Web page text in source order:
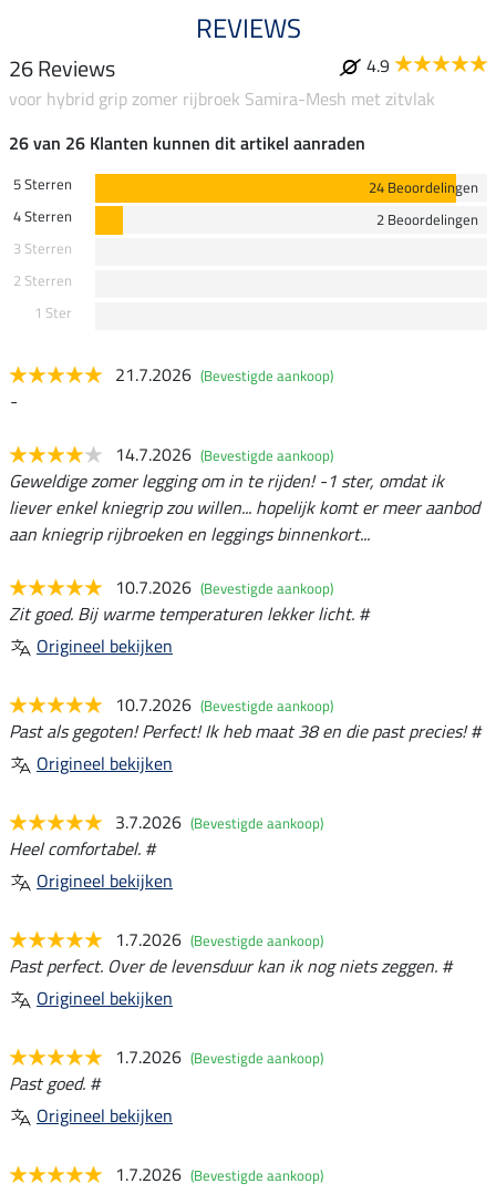
REVIEWS
26 Reviews
4.9
voor hybrid grip zomer rijbroek Samira-Mesh met zitvlak
26 van 26 Klanten kunnen dit artikel aanraden
5 Sterren
24 Beoordelingen
4 Sterren
2 Beoordelingen
3 Sterren
2 Sterren
1 Ster
21.7.2026 (Bevestigde aankoop)
-
14.7.2026 (Bevestigde aankoop)
Geweldige zomer legging om in te rijden! -1 ster, omdat ik
liever enkel kniegrip zou willen... hopelijk komt er meer aanbod
aan kniegrip rijbroeken en leggings binnenkort...
10.7.2026 (Bevestigde aankoop)
Zit goed. Bij warme temperaturen lekker licht. #
Origineel bekijken
10.7.2026 (Bevestigde aankoop)
Past als gegoten! Perfect! Ik heb maat 38 en die past precies! #
Origineel bekijken
3.7.2026 (Bevestigde aankoop)
Heel comfortabel. #
Origineel bekijken
1.7.2026 (Bevestigde aankoop)
Past perfect. Over de levensduur kan ik nog niets zeggen. #
Origineel bekijken
1.7.2026 (Bevestigde aankoop)
Past goed. #
Origineel bekijken
1.7.2026 (Bevestigde aankoop)